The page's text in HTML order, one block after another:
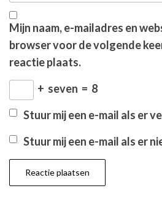
Mijn naam, e-mailadres en
browser voor de volgende
reactie plaats.
+ seven = 8
Stuur mij een e-mail als er
Stuur mij een e-mail als er